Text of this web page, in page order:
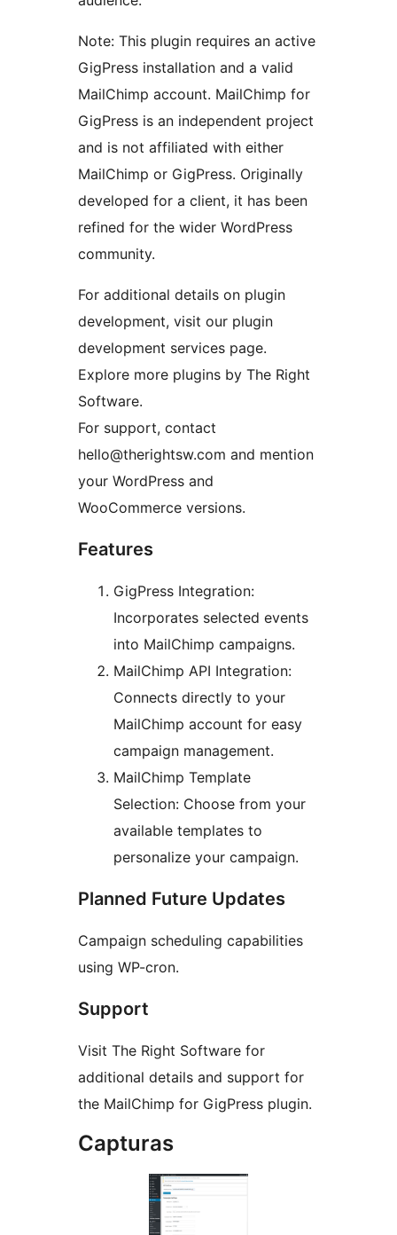
Note: This plugin requires an active
GigPress installation and a valid
MailChimp account. MailChimp for
GigPress is an independent project
and is not affiliated with either
MailChimp or GigPress. Originally
developed for a client, it has been
refined for the wider WordPress
community.
For additional details on plugin
development, visit our plugin
development services page.
Explore more plugins by The Right
Software.
For support, contact
hello@therightsw.com and mention
your WordPress and
WooCommerce versions.
Features
GigPress Integration:
Incorporates selected events
into MailChimp campaigns.
MailChimp API Integration:
Connects directly to your
MailChimp account for easy
campaign management.
MailChimp Template
Selection: Choose from your
available templates to
personalize your campaign.
Planned Future Updates
Campaign scheduling capabilities
using WP-cron.
Support
Visit The Right Software for
additional details and support for
the MailChimp for GigPress plugin.
Capturas